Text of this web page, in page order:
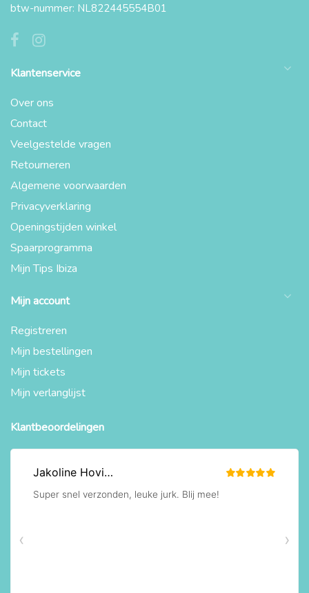
btw-nummer: NL822445554B01
Klantenservice
Over ons
Contact
Veelgestelde vragen
Retourneren
Algemene voorwaarden
Privacyverklaring
Openingstijden winkel
Spaarprogramma
Mijn Tips Ibiza
Mijn account
Registreren
Mijn bestellingen
Mijn tickets
Mijn verlanglijst
Klantbeoordelingen